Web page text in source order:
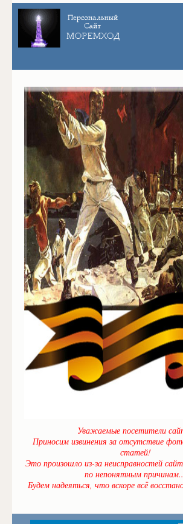
Уважаемые посетители
Приносим извинения за отсутствие
статей!
Это произошло из-за неисправностей
по непонятным
Будем надеяться, что вскоре всё